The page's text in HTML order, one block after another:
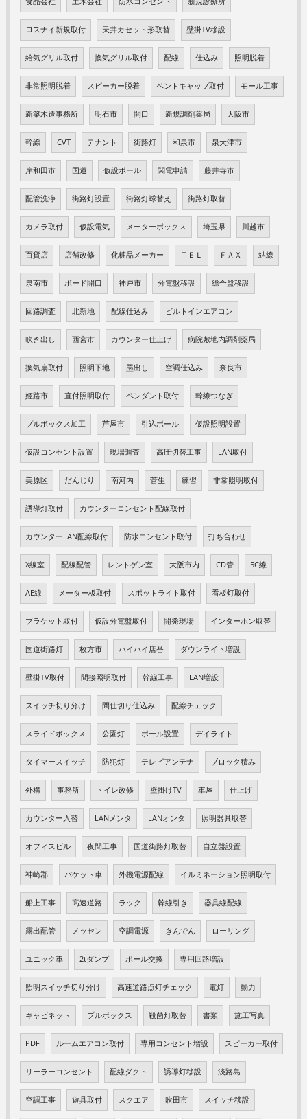
ロスナイ新規取付 天井カセット形取替 壁掛TV移設
給気グリル取付 換気グリル取付 配線 仕込み 照明脱着
非常照明脱着 スピーカー脱着 ベントキャップ取付 モール工事
新築木造事務所 明石市 開口 新規調剤薬局 大阪市
幹線 CVT テナント 街路灯 和泉市 泉大津市
岸和田市 国道 仮設ポール 関電申請 藤井寺市
配管洗浄 街路灯設置 街路灯球替え 街路灯取替
カメラ取付 仮設電気 メーターボックス 埼玉県 川越市
百貨店 店舗改修 化粧品メーカー ＴＥＬ ＦＡＸ 結線
泉南市 ボード開口 神戸市 分電盤移設 総合盤移設
回路調査 北新地 配線仕込み ビルトインエアコン
吹き出し 西宮市 カウンター仕上げ 病院敷地内調剤薬局
換気扇取付 照明下地 墨出し 空調仕込み 奈良市
姫路市 直付照明取付 ペンダント取付 幹線つなぎ
プルボックス加工 芦屋市 引込ポール 仮設照明設置
仮設コンセント設置 現場調査 高圧切替工事 LAN取付
美原区 だんじり 南河内 菅生 練習 非常照明取付
誘導灯取付 カウンターコンセント配線取付
カウンターLAN配線取付 防水コンセント取付 打ち合わせ
X線室 配線配管 レントゲン室 大阪市内 CD管 5C線
AE線 メーター板取付 スポットライト取付 看板灯取付
ブラケット取付 仮設分電盤取付 開発現場 インターホン取替
国道街路灯 枚方市 ハイハイ店番 ダウンライト増設
壁掛TV取付 間接照明取付 幹線工事 LAN増設
スイッチ切り分け 間仕切り仕込み 配線チェック
スライドボックス 公園灯 ポール設置 デイライト
タイマースイッチ 防犯灯 テレビアンテナ ブロック積み
外構 事務所 トイレ改修 壁掛けTV 車屋 仕上げ
カウンター入替 LANメンタ LANオンタ 照明器具取替
オフィスビル 夜間工事 国道街路灯取替 自立盤設置
神崎郡 バケット車 外機電源配線 イルミネーション照明取付
船上工事 高速道路 ラック 幹線引き 器具線配線
露出配管 メッセン 空調電源 きんでん ローリング
ユニック車 2tダンプ ポール交換 専用回路増設
照明スイッチ切り分け 高速道路点灯チェック 電灯 動力
キャビネット プルボックス 殺菌灯取替 書類 施工写真
PDF ルームエアコン取付 専用コンセント増設 スピーカー取付
リーラーコンセント 配線ダクト 誘導灯移設 淡路島
空調工事 遊具取付 スクエア 吹田市 スイッチ移設